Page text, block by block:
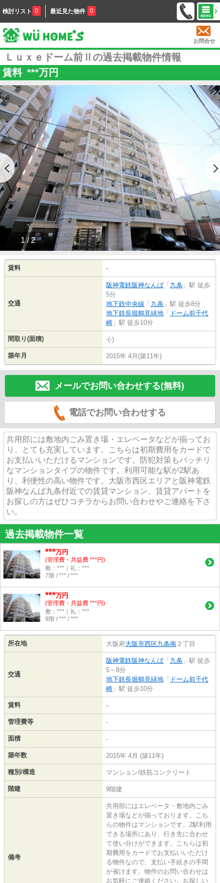
検討リスト 0 最近見た物件 0
お問合せ
Ｌｕｘｅドーム前Ⅱの過去掲載物件情報
賃料 ***万円
1 / 2
賃料 -
交通
阪神電鉄阪神なんば 「 九条 」駅 徒歩
5分
地下鉄中央線 「 九条 」駅 徒歩8分
地下鉄長堀鶴見緑地 「 ドーム前千代
崎 」駅 徒歩10分
間取り(面積) -(-)
築年月 2015年 4月(築11年)
メールでお問い合わせする(無料)
電話でお問い合わせする
共用部には敷地内ごみ置き場・エレベータなどが揃ってお
り、とても充実しています。こちらは初期費用をカードで
お支払いいただけるマンションです。防犯対策もバッチリ
なマンションタイプの物件です。利用可能な駅が2駅あ
り、利便性の高い物件です。大阪市西区エリアと阪神電鉄
阪神なんば九条付近での賃貸マンション、賃貸アパートを
お探しの方はぜひコチラからお問い合わせやご連絡を下さ
い。
過去掲載物件一覧
***万円
(管理費・共益費 ***円)
敷：***｜礼：***
7階 / *** / ***
***万円
(管理費・共益費 ***円)
敷：***｜礼：***
9階 / *** / ***
所在地 大阪府大阪市西区九条南 ２丁目
交通
阪神電鉄阪神なんば 「 九条 」駅 徒歩
5～8分
地下鉄長堀鶴見緑地 「 ドーム前千代
崎 」駅 徒歩10分
賃料 -
管理費等 -
面積 -
築年数 2015年 4月 (築11年)
種別/構造 マンション/鉄筋コンクリート
階建 9階建
備考
共用部にはエレベータ・敷地内ごみ
置き場などが揃っております。こち
らの物件はマンションです。2駅利用
できる場所にあり、行き先に合わせ
て使い分けができます。こちらは初
期費用をカードでお支払いいただけ
る物件なので、支払い手続きの手間
が省けます。物件のお問い合わせは
お気軽にご連絡ください。お探しい